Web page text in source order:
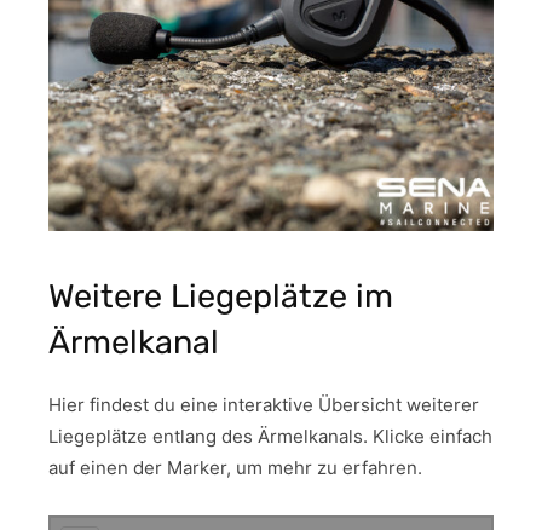
Weitere Liegeplätze im
Ärmelkanal
Hier findest du eine interaktive Übersicht weiterer
Liegeplätze entlang des Ärmelkanals. Klicke einfach
auf einen der Marker, um mehr zu erfahren.